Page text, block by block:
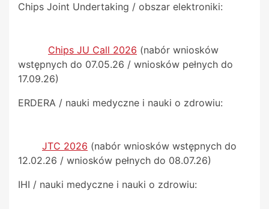
Chips Joint Undertaking / obszar elektroniki:
Chips JU Call 2026 (nabór wniosków
wstępnych do 07.05.26 / wniosków pełnych do
17.09.26)
ERDERA / nauki medyczne i nauki o zdrowiu:
JTC 2026 (nabór wniosków wstępnych do
12.02.26 / wniosków pełnych do 08.07.26)
IHI / nauki medyczne i nauki o zdrowiu: